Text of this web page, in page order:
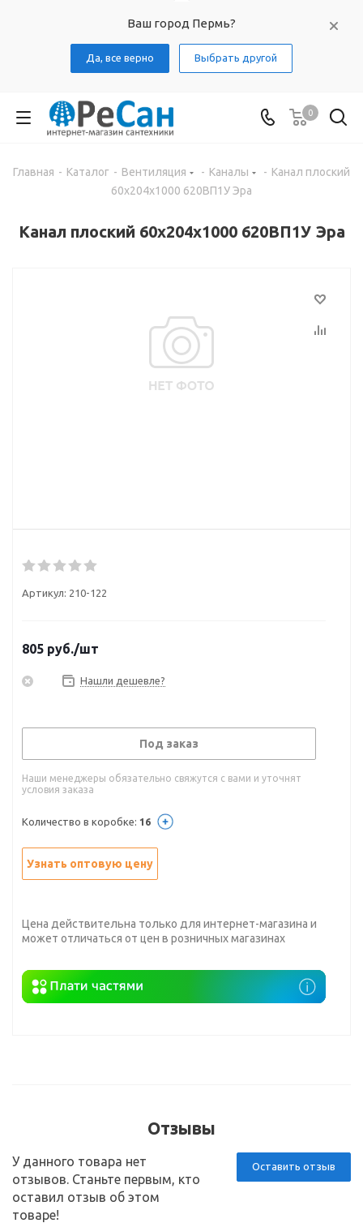
Ваш город Пермь?
Да, все верно Выбрать другой
0
Главная - Каталог - Вентиляция - Каналы - Канал плоский
60х204х1000 620ВП1У Эра
Канал плоский 60х204х1000 620ВП1У Эра
Артикул: 210-122
805 руб./шт
Нашли дешевле?
Под заказ
Наши менеджеры обязательно свяжутся с вами и уточнят
условия заказа
Количество в коробке: 16
Узнать оптовую цену
Цена действительна только для интернет-магазина и
может отличаться от цен в розничных магазинах
Отзывы
Оставить отзыв
У данного товара нет
отзывов. Станьте первым, кто
оставил отзыв об этом
товаре!